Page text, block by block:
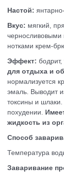
Настой:
Вкус: мягкий,
черносливовыми
нотками крем-
Эффект:
для отдыха и
нормализуется
эмаль. Выводит
токсины и
похудении.
жидкость из
Способ
Температура
Заваривание